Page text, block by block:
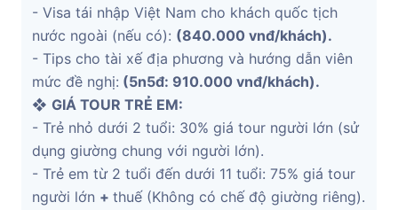
- Visa tái nhập Việt Nam cho khách quốc tịch
nước ngoài (nếu có): (840.000 vnđ/khách).
- Tips cho tài xế địa phương và hướng dẫn viên
mức đề nghị: (5n5đ: 910.000 vnđ/khách).
❖ GIÁ TOUR TRẺ EM:
- Trẻ nhỏ dưới 2 tuổi: 30% giá tour người lớn (sử
dụng giường chung với người lớn).
- Trẻ em từ 2 tuổi đến dưới 11 tuổi: 75% giá tour
người lớn + thuế (Không có chế độ giường riêng).